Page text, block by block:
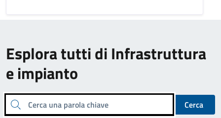
Esplora tutti di Infrastruttura
e impianto
Cerca una parola chiave
Cerca